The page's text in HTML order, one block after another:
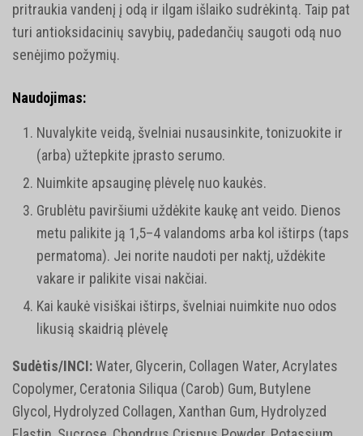
pritraukia vandenį į odą ir ilgam išlaiko sudrėkintą. Taip pat
turi antioksidacinių savybių, padedančių saugoti odą nuo
senėjimo požymių.
Naudojimas:
Nuvalykite veidą, švelniai nusausinkite, tonizuokite ir
(arba) užtepkite įprasto serumo.
Nuimkite apsauginę plėvelę nuo kaukės.
Grublėtu paviršiumi uždėkite kaukę ant veido. Dienos
metu palikite ją 1,5–4 valandoms arba kol ištirps (taps
permatoma). Jei norite naudoti per naktį, uždėkite
vakare ir palikite visai nakčiai.
Kai kaukė visiškai ištirps, švelniai nuimkite nuo odos
likusią skaidrią plėvelę
Sudėtis/INCI:Water, Glycerin, Collagen Water, Acrylates
Copolymer, Ceratonia Siliqua (Carob) Gum, Butylene
Glycol, Hydrolyzed Collagen, Xanthan Gum, Hydrolyzed